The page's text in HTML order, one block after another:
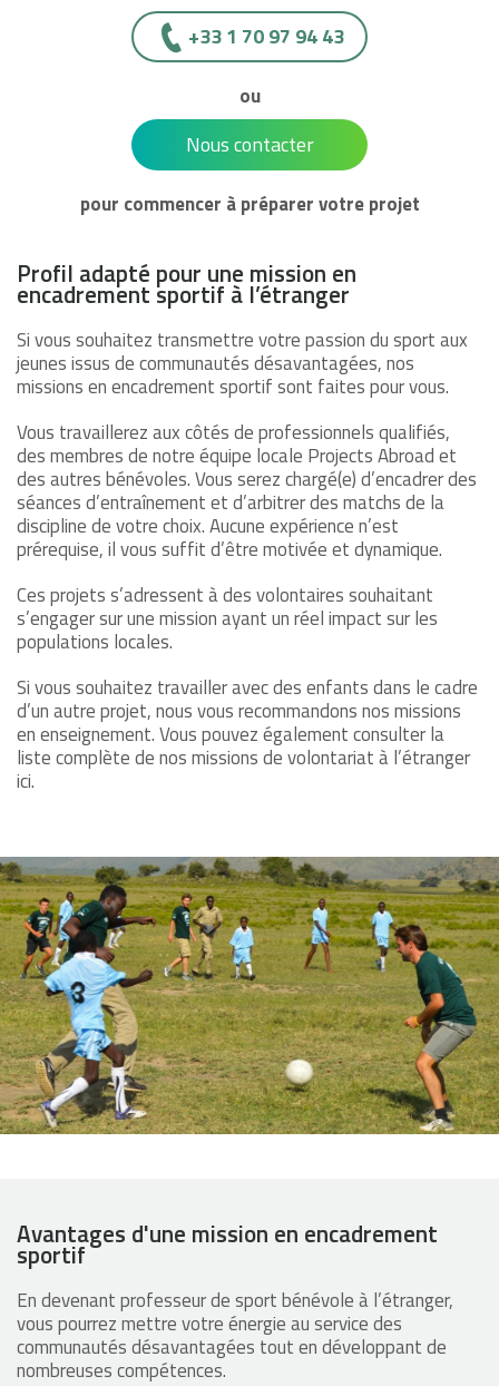
+33 1 70 97 94 43
ou
Nous contacter
pour commencer à préparer votre projet
Profil adapté pour une mission en
encadrement sportif à l’étranger
Si vous souhaitez transmettre votre passion du sport aux
jeunes issus de communautés désavantagées, nos
missions en encadrement sportif sont faites pour vous.
Vous travaillerez aux côtés de professionnels qualifiés,
des membres de notre équipe locale Projects Abroad et
des autres bénévoles. Vous serez chargé(e) d’encadrer des
séances d’entraînement et d’arbitrer des matchs de la
discipline de votre choix. Aucune expérience n’est
prérequise, il vous suffit d’être motivée et dynamique.
Ces projets s’adressent à des volontaires souhaitant
s’engager sur une mission ayant un réel impact sur les
populations locales.
Si vous souhaitez travailler avec des enfants dans le cadre
d’un autre projet, nous vous recommandons nos missions
en enseignement. Vous pouvez également consulter la
liste complète de nos missions de volontariat à l’étranger
ici.
Avantages d'une mission en encadrement
sportif
En devenant professeur de sport bénévole à l’étranger,
vous pourrez mettre votre énergie au service des
communautés désavantagées tout en développant de
nombreuses compétences.